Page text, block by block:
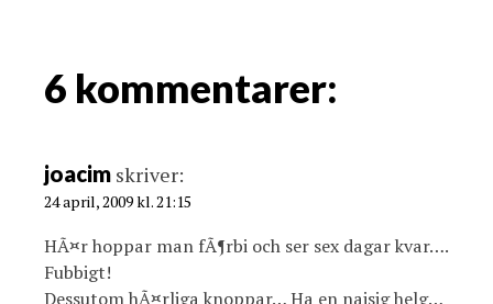
g
a
i
o
6 kommentarer:
joacim skriver:
24 april, 2009 kl. 21:15
HÃ¤r hoppar man fÃ¶rbi och ser sex dagar kvar….
Fubbigt!
Dessutom hÃ¤rliga knoppar… Ha en najsig helg…